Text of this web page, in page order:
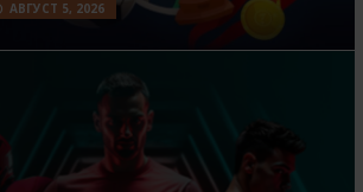
АВГУСТ 5, 2026